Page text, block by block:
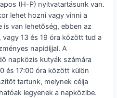
(H-P) nyitvatartásunk van.
lehet hozni vagy vinni a
is van lehetőség, ebben az
13 és 19 óra között tud a
napidíjjal. A
napközis kutyák számára
és 17:00 óra között külön
tartunk, melynek célja
legyenek a napközibe.